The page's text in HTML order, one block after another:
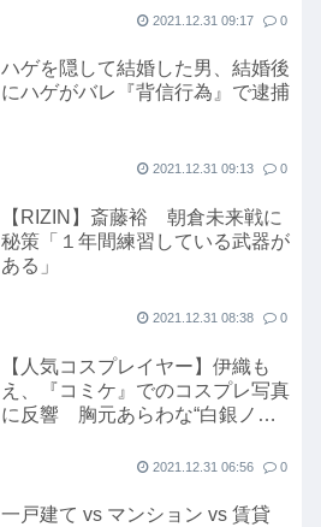
2021.12.31 09:17 0
ハゲを隠して結婚した男、結婚後
にハゲがバレ『背信行為』で逮捕
2021.12.31 09:13 0
【RIZIN】斎藤裕 朝倉未来戦に
秘策「１年間練習している武器が
ある」
2021.12.31 08:38 0
【人気コスプレイヤー】伊織も
え、『コミケ』でのコスプレ写真
に反響 胸元あらわな“白銀ノエ
2021.12.31 06:56 0
一戸建て vs マンション vs 賃貸